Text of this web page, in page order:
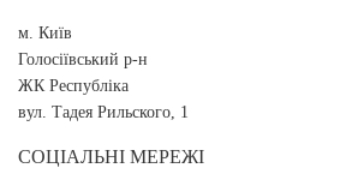
м. Київ
Голосіївський р-н
ЖК Республіка
вул. Тадея Рильского, 1
СОЦІАЛЬНІ МЕРЕЖІ